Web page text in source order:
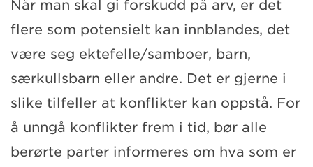
Når man skal gi forskudd på arv, er det
flere som potensielt kan innblandes, det
være seg ektefelle/samboer, barn,
særkullsbarn eller andre. Det er gjerne i
slike tilfeller at konflikter kan oppstå. For
å unngå konflikter frem i tid, bør alle
berørte parter informeres om hva som er